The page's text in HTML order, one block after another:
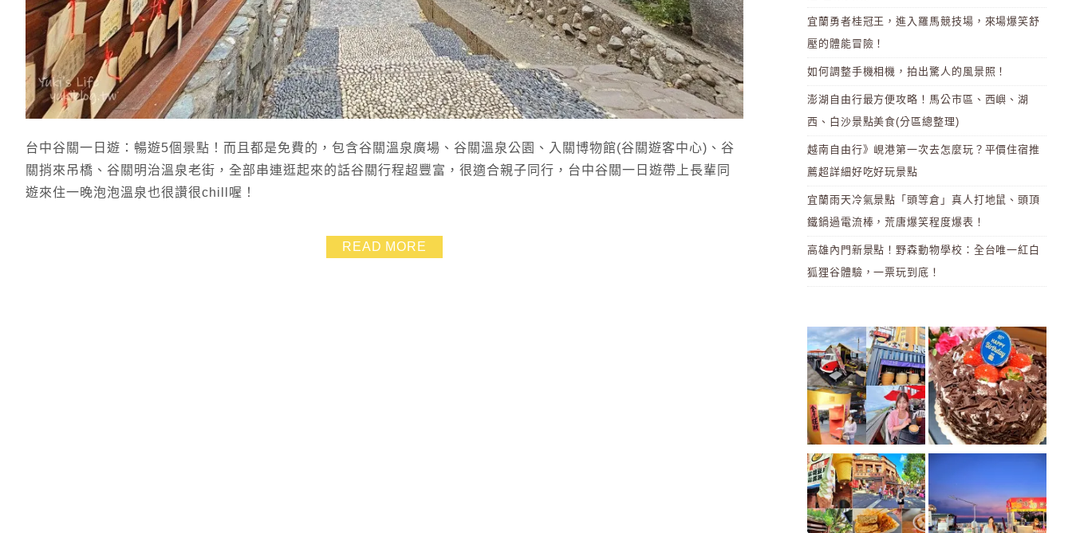
台中谷關一日遊：暢遊5個景點！而且都是免費的，包含谷關溫泉廣場、谷關溫泉公園、入關博物館(谷關遊客中心)、谷
關捎來吊橋、谷關明治溫泉老街，全部串連逛起來的話谷關行程超豐富，很適合親子同行，台中谷關一日遊帶上長輩同
遊來住一晚泡泡溫泉也很讚很chill喔！
READ MORE
宜蘭勇者桂冠王，進入羅馬競技場，來場爆笑舒
壓的體能冒險！
如何調整手機相機，拍出驚人的風景照！
澎湖自由行最方便攻略！馬公市區、西嶼、湖
西、白沙景點美食(分區總整理)
越南自由行》峴港第一次去怎麼玩？平價住宿推
薦超詳細好吃好玩景點
宜蘭雨天冷氣景點「頭等倉」真人打地鼠、頭頂
鐵鍋過電流棒，荒唐爆笑程度爆表！
高雄內門新景點！野森動物學校：全台唯一紅白
狐狸谷體驗，一票玩到底！